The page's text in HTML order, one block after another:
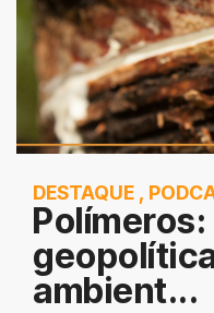
DESTAQUE ,
ambient...